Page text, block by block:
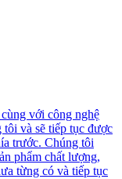
với công nghệ
tôi và sẽ tiếp tục được
trước. Chúng tôi
phẩm chất lượng,
từng có và tiếp tục